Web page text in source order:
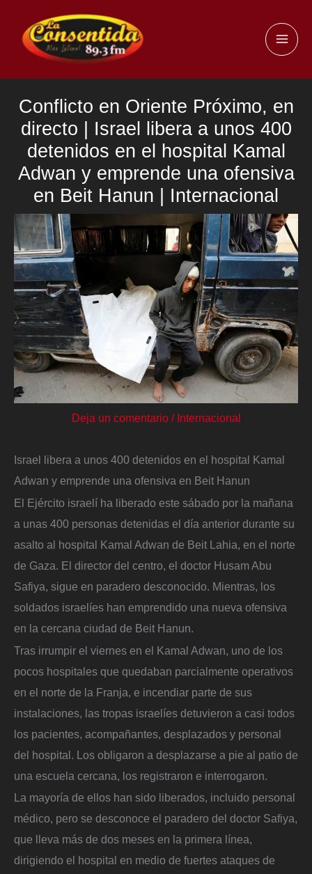
contenido
Conflicto en Oriente Próximo, en
directo | Israel libera a unos 400
detenidos en el hospital Kamal
Adwan y emprende una ofensiva
en Beit Hanun | Internacional
Deja un comentario / Internacional
Israel libera a unos 400 detenidos en el hospital Kamal
Adwan y emprende una ofensiva en Beit Hanun
El Ejército israelí ha liberado este sábado por la mañana
a unas 400 personas detenidas el día anterior durante su
asalto al hospital Kamal Adwan de Beit Lahia, en el norte
de Gaza. El director del centro, el doctor Husam Abu
Safiya, sigue en paradero desconocido. Mientras, los
soldados israelíes han emprendido una nueva ofensiva
en la cercana ciudad de Beit Hanun.
Tras irrumpir el viernes en el Kamal Adwan, uno de los
pocos hospitales que quedaban parcialmente operativos
en el norte de la Franja, e incendiar parte de sus
instalaciones, las tropas israelíes detuvieron a casi todos
los pacientes, acompañantes, desplazados y personal
del hospital. Los obligaron a desplazarse a pie al patio de
una escuela cercana, los registraron e interrogaron.
La mayoría de ellos han sido liberados, incluido personal
médico, pero se desconoce el paradero del doctor Safiya,
que lleva más de dos meses en la primera línea,
dirigiendo el hospital en medio de fuertes ataques de